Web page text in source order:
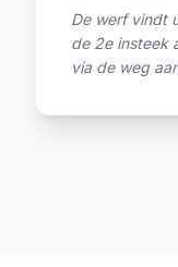
De werf vindt
de 2e insteek
via de weg